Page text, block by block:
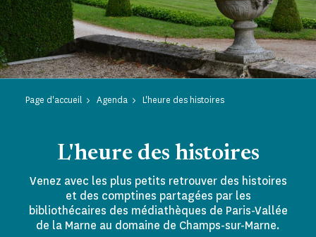
Page d'accueil Agenda L'heure des histoires
L'heure des histoires
Venez avec les plus petits retrouver des histoires
et des comptines partagées par les
bibliothécaires des médiathèques de Paris-Vallée
de la Marne au domaine de Champs-sur-Marne.